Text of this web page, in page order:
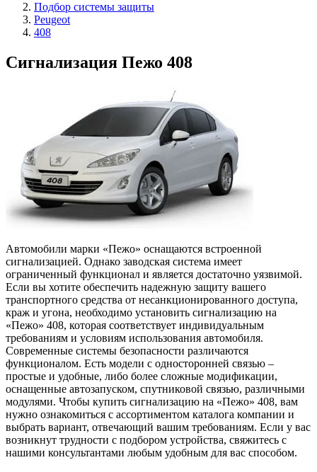
Подбор системы защиты
Peugeot
408
Сигнализация Пежо 408
Автомобили марки «Пежо» оснащаются встроенной
сигнализацией. Однако заводская система имеет
ограниченный функционал и является достаточно уязвимой.
Если вы хотите обеспечить надежную защиту вашего
транспортного средства от несанкционированного доступа,
краж и угона, необходимо установить сигнализацию на
«Пежо» 408, которая соответствует индивидуальным
требованиям и условиям использования автомобиля.
Современные системы безопасности различаются
функционалом. Есть модели с односторонней связью –
простые и удобные, либо более сложные модификации,
оснащенные автозапуском, спутниковой связью, различными
модулями. Чтобы купить сигнализацию на «Пежо» 408, вам
нужно ознакомиться с ассортиментом каталога компании и
выбрать вариант, отвечающий вашим требованиям. Если у вас
возникнут трудности с подбором устройства, свяжитесь с
нашими консультантами любым удобным для вас способом.